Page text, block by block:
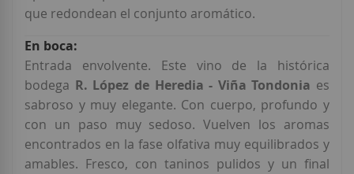
que redondean el conjunto aromático.
Entrada envolvente. Este vino de la histórica
bodega R. López de Heredia - Viña Tondonia es
sabroso y muy elegante. Con cuerpo, profundo y
con un paso muy sedoso. Vuelven los aromas
encontrados en la fase olfativa muy equilibrados y
amables. Fresco, con taninos pulidos y un final